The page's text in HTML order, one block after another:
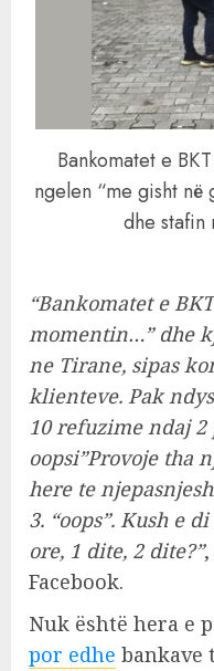
Bankomatet e
ngelen “me gisht në
dhe stafin
“Bankomatet e
momentin…” dhe
ne Tirane, sipas
klienteve. Pak
10 refuzime ndaj
oopsi”Provoje tha
here te
3. “oops”. Kush e
ore, 1 dite, 2 dite?”
Facebook.
Nuk është hera e
por edhe bankave